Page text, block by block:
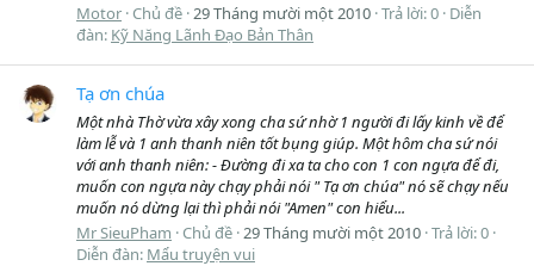
Motor Chủ đề 29 Tháng mười một 2010 Trả lời: 0 Diễn
đàn: Kỹ Năng Lãnh Đạo Bản Thân
Tạ ơn chúa
Một nhà Thờ vừa xây xong cha sứ nhờ 1 người đi lấy kinh về để
làm lễ và 1 anh thanh niên tốt bụng giúp. Một hôm cha sứ nói
với anh thanh niên: - Đường đi xa ta cho con 1 con ngựa để đi,
muốn con ngựa này chạy phải nói " Tạ ơn chúa" nó sẽ chạy nếu
muốn nó dừng lại thì phải nói "Amen" con hiểu...
Mr SieuPham Chủ đề 29 Tháng mười một 2010 Trả lời: 0
Diễn đàn: Mẩu truyện vui